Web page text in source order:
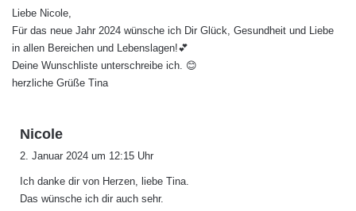
:
Liebe Nicole,
Für das neue Jahr 2024 wünsche ich Dir Glück, Gesundheit und Liebe
in allen Bereichen und Lebenslagen!💕
Deine Wunschliste unterschreibe ich. 😊
herzliche Grüße Tina
Nicole
t
:
2. Januar 2024 um 12:15 Uhr
Ich danke dir von Herzen, liebe Tina.
Das wünsche ich dir auch sehr.